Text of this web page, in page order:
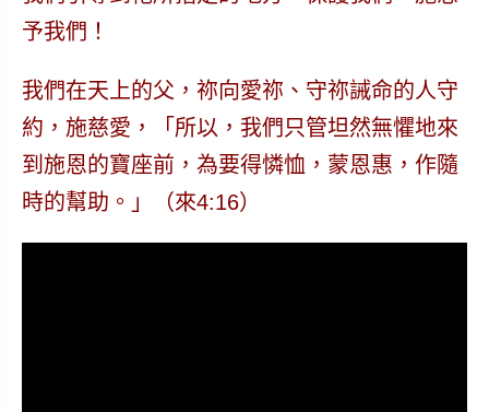
予我們！
我們在天上的父，祢向愛祢、守祢誡命的人守
約，施慈愛，「所以，我們只管坦然無懼地來
到施恩的寶座前，為要得憐恤，蒙恩惠，作隨
時的幫助。」（來4:16）